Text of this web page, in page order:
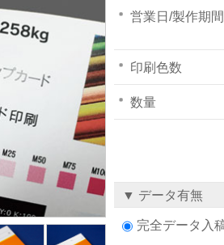
営業日/製作期間
印刷色数
数量
▼ データ有無
完全データ入